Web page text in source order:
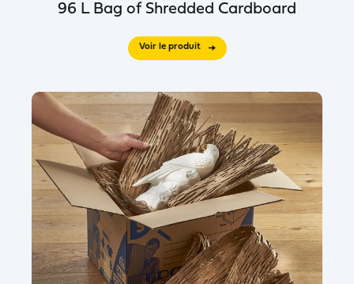
96 L Bag of Shredded Cardboard
Voir le produit